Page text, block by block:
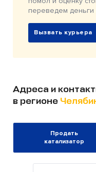
переведем деньги
Вызвать курьера
Адреса и
в регионе
Продать
катализатор